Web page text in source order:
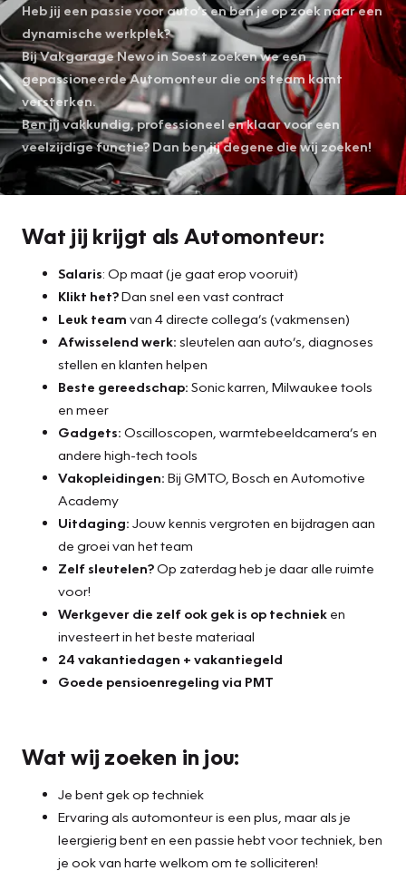
Heb jij een passie voor auto’s en ben je op zoek naar een
dynamische werkplek?
Bij Vakgarage Newo in Soest zoeken we een
gepassioneerde Automonteur die ons team komt
versterken.
Ben jij vakkundig, professioneel en klaar voor een
veelzijdige functie? Dan ben jij degene die wij zoeken!
Wat jij krijgt als Automonteur:
Salaris: Op maat (je gaat erop vooruit)
Klikt het?Dan snel een vast contract
Leuk team van 4 directe collega’s (vakmensen)
Afwisselend werk: sleutelen aan auto’s, diagnoses
stellen en klanten helpen
Beste gereedschap: Sonic karren, Milwaukee tools
en meer
Gadgets: Oscilloscopen, warmtebeeldcamera’s en
andere high-tech tools
Vakopleidingen: Bij GMTO, Bosch en Automotive
Academy
Uitdaging: Jouw kennis vergroten en bijdragen aan
de groei van het team
Zelf sleutelen?Op zaterdag heb je daar alle ruimte
voor!
Werkgever die zelf ook gek is op techniek en
investeert in het beste materiaal
24 vakantiedagen + vakantiegeld
Goede pensioenregeling via PMT
Wat wij zoeken in jou:
Je bent gek op techniek
Ervaring als automonteur is een plus, maar als je
leergierig bent en een passie hebt voor techniek, ben
je ook van harte welkom om te solliciteren!